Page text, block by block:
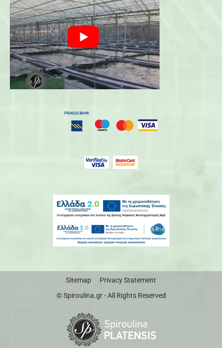
Sitemap
Privacy Statement
© Spiroulina.gr - All Rights Reserved